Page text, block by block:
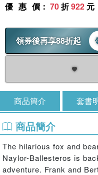
優惠價 ： 70折922 元
領券後再享88折起
商品簡介 套書
商品簡介
The hilarious fox and
Naylor-Ballesteros is
adventure. Frank and